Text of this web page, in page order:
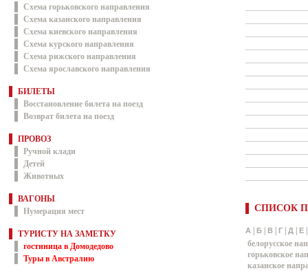
Схема горьковского направления
Схема казанского направления
Схема киевского направления
Схема курского направления
Схема рижского направления
Схема ярославского направления
БИЛЕТЫ
Восстановление билета на поезд
Возврат билета на поезд
ПРОВОЗ
Ручной клади
Детей
Животных
ВАГОНЫ
Нумерация мест
ТУРИСТУ НА ЗАМЕТКУ
гостиница в Домодедово
Туры в Австралию
СПИСОК
А Б В Г Д Е
белорусское
горьковское
казанское